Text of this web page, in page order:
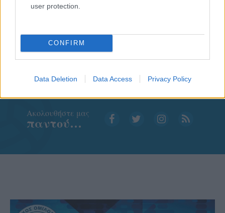
user protection.
CONFIRM
Data Deletion Data Access Privacy Policy
Aκολουθήστε μας
παντού…